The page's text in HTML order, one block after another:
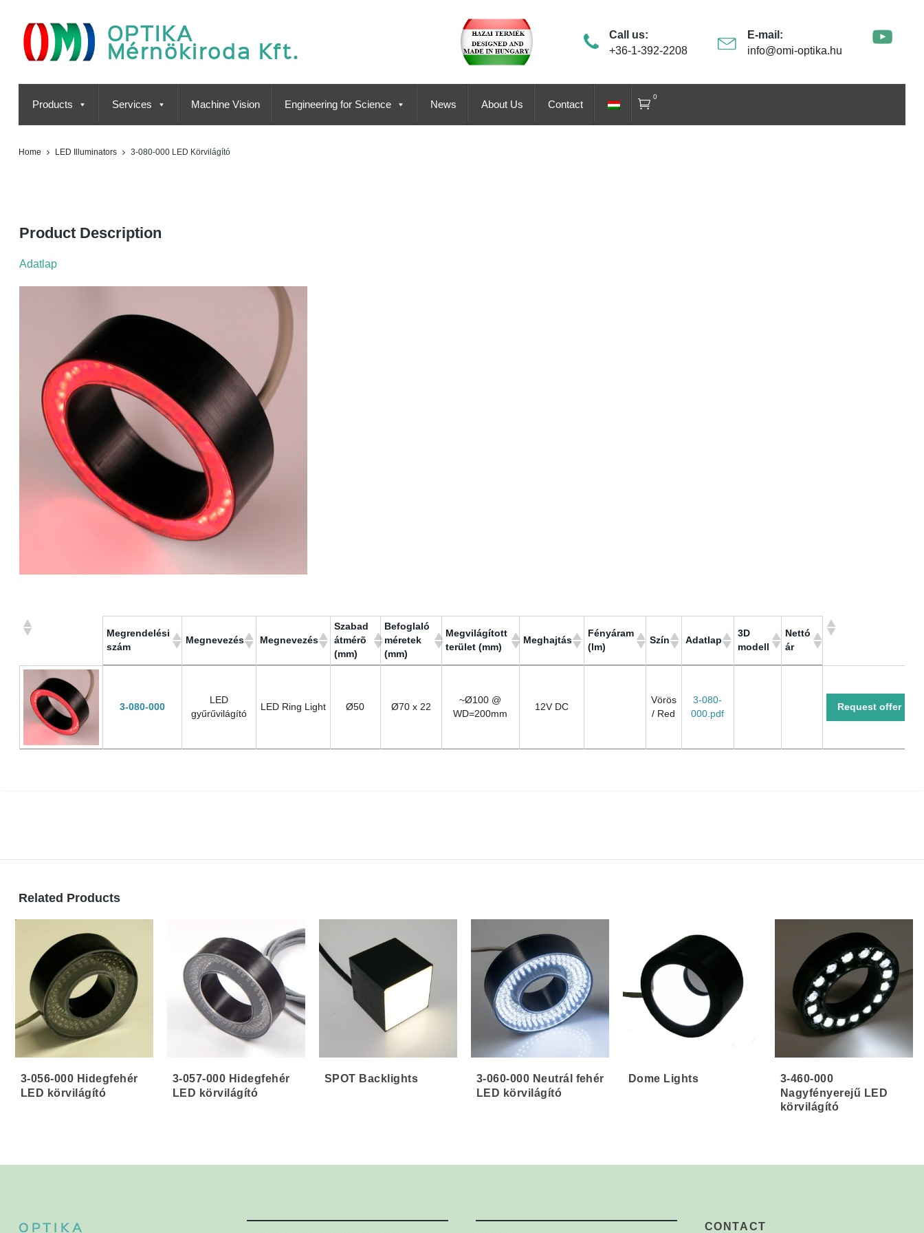
OPTIKA
Mérnökiroda Kft.
Call us:
+36-1-392-2208
E-mail:
info@omi-optika.hu
Products Services Machine Vision Engineering for Science News About Us Contact
0
Home LED Illuminators 3-080-000 LED Körvilágító
Product Description
Adatlap
Megrendelési
szám
Megnevezés Megnevezés
Szabad
átmérõ
(mm)
Befoglaló
méretek
(mm)
Megvilágított
terület (mm)
Meghajtás
Fényáram
(lm)
Szín Adatlap
3D
modell
Nettó
ár
3-080-000
LED
gyűrűvilágító
LED Ring Light Ø50 Ø70 x 22
~Ø100 @
WD=200mm
12V DC
Vörös
/ Red
3-080-
000.pdf
Request offer
Related Products
3-056-000 Hidegfehér
LED körvilágító
3-057-000 Hidegfehér
LED körvilágító
SPOT Backlights
3-060-000 Neutrál fehér
LED körvilágító
Dome Lights
3-460-000
Nagyfényerejű LED
körvilágító
OPTIKA
CONTACT